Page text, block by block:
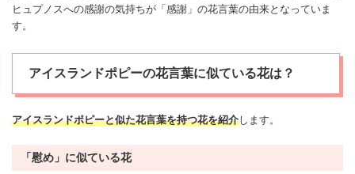
ヒュプノスへの感謝の気持ちが「感謝」の花言葉の由来となっていま
す。
アイスランドポピーの花言葉に似ている花は？
アイスランドポピーと似た花言葉を持つ花を紹介します。
「慰め」に似ている花